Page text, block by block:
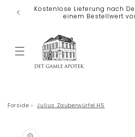
Direkt zum
Inhalt
Kostenlose Lieferung nach
einem Bestellwert
Forside › Julius Zauberwürfel.H5